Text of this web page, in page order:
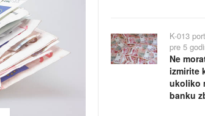
K-013
pre 5
Ne
izmirite
ukoliko
banku